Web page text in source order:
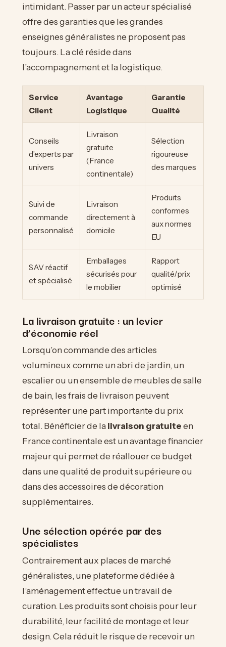
intimidant. Passer par un acteur spécialisé
offre des garanties que les grandes
enseignes généralistes ne proposent pas
toujours. La clé réside dans
l’accompagnement et la logistique.
Service
Client
Avantage
Logistique
Garantie
Qualité
Conseils
d’experts par
univers
Livraison
gratuite
(France
continentale)
Sélection
rigoureuse
des marques
Suivi de
commande
personnalisé
Livraison
directement à
domicile
Produits
conformes
aux normes
EU
SAV réactif
et spécialisé
Emballages
sécurisés pour
le mobilier
Rapport
qualité/prix
optimisé
La livraison gratuite : un levier
d’économie réel
Lorsqu’on commande des articles
volumineux comme un abri de jardin, un
escalier ou un ensemble de meubles de salle
de bain, les frais de livraison peuvent
représenter une part importante du prix
total. Bénéficier de lalivraison gratuiteen
France continentale est un avantage financier
majeur qui permet de réallouer ce budget
dans une qualité de produit supérieure ou
dans des accessoires de décoration
supplémentaires.
Une sélection opérée par des
spécialistes
Contrairement aux places de marché
généralistes, une plateforme dédiée à
l’aménagement effectue un travail de
curation. Les produits sont choisis pour leur
durabilité, leur facilité de montage et leur
design. Cela réduit le risque de recevoir un